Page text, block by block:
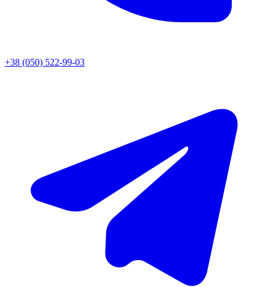
+38 (050) 522-99-03